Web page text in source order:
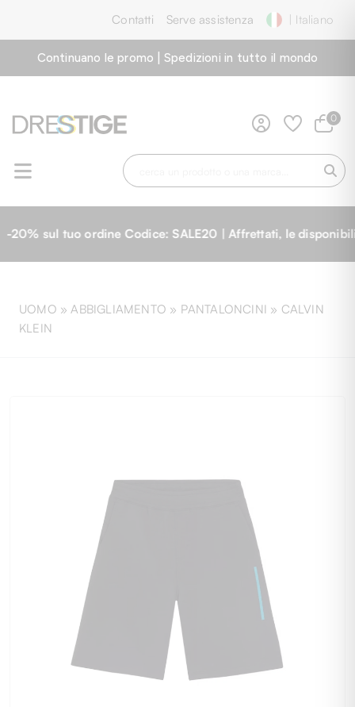
Contatti Serve assistenza | Italiano
Continuano le promo | Spedizioni in tutto il mondo
0
tuo ordine Codice: SALE20 | Affrettati, le disponibilità
UOMO »ABBIGLIAMENTO » PANTALONCINI » CALVIN
KLEIN